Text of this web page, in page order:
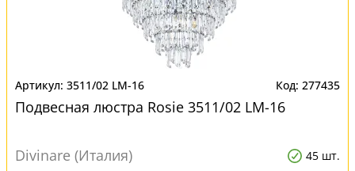
3511/02 LM-16 277435
Подвесная люстра Rosie 3511/02 LM-16
Divinare (Италия) 45 шт.